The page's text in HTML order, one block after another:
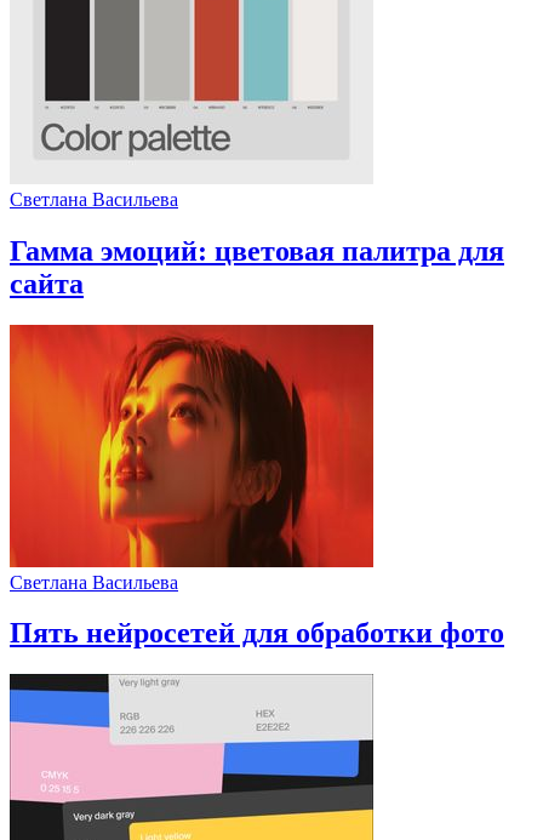
Светлана Васильева
Гамма эмоций: цветовая палитра для
сайта
Светлана Васильева
Пять нейросетей для обработки фото